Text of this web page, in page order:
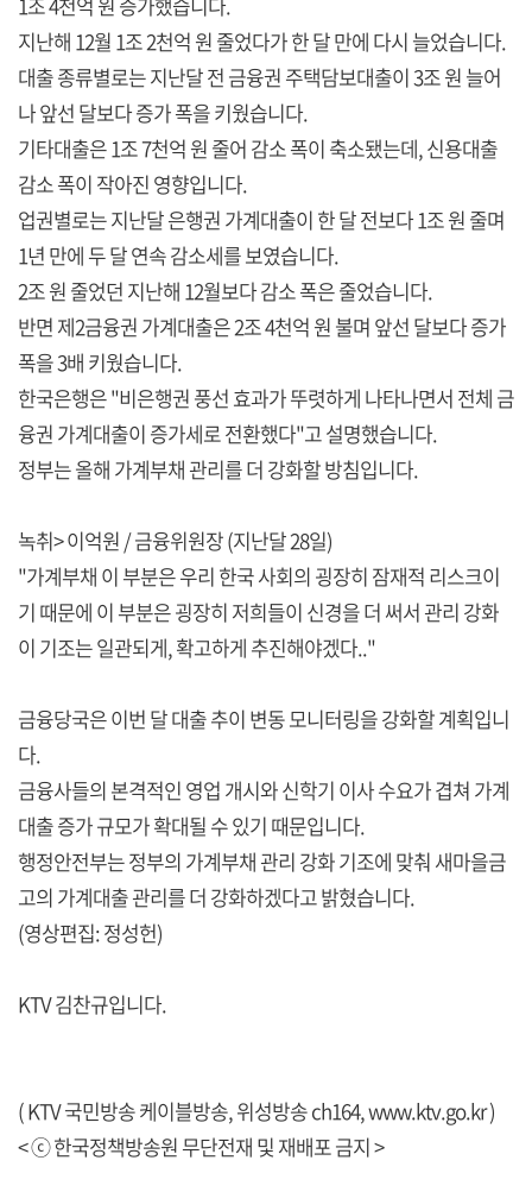
지난해 12월 1조 2천억 원 줄었다가 한 달 만에 다시 늘었습니다.
대출 종류별로는 지난달 전 금융권 주택담보대출이 3조 원 늘어
나 앞선 달보다 증가 폭을 키웠습니다.
기타대출은 1조 7천억 원 줄어 감소 폭이 축소됐는데, 신용대출
감소 폭이 작아진 영향입니다.
업권별로는 지난달 은행권 가계대출이 한 달 전보다 1조 원 줄며
1년 만에 두 달 연속 감소세를 보였습니다.
2조 원 줄었던 지난해 12월보다 감소 폭은 줄었습니다.
반면 제2금융권 가계대출은 2조 4천억 원 불며 앞선 달보다 증가
폭을 3배 키웠습니다.
한국은행은 "비은행권 풍선 효과가 뚜렷하게 나타나면서 전체 금
융권 가계대출이 증가세로 전환했다"고 설명했습니다.
정부는 올해 가계부채 관리를 더 강화할 방침입니다.
녹취> 이억원 / 금융위원장 (지난달 28일)
"가계부채 이 부분은 우리 한국 사회의 굉장히 잠재적 리스크이
기 때문에 이 부분은 굉장히 저희들이 신경을 더 써서 관리 강화
이 기조는 일관되게, 확고하게 추진해야겠다.."
금융당국은 이번 달 대출 추이 변동 모니터링을 강화할 계획입니
다.
금융사들의 본격적인 영업 개시와 신학기 이사 수요가 겹쳐 가계
대출 증가 규모가 확대될 수 있기 때문입니다.
행정안전부는 정부의 가계부채 관리 강화 기조에 맞춰 새마을금
고의 가계대출 관리를 더 강화하겠다고 밝혔습니다.
(영상편집: 정성헌)
KTV 김찬규입니다.
( KTV 국민방송 케이블방송, 위성방송 ch164,www.ktv.go.kr)
< ⓒ 한국정책방송원 무단전재 및 재배포 금지 >